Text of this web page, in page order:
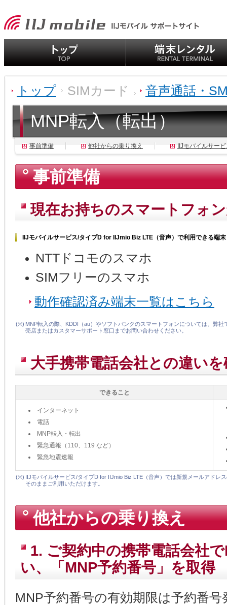
トップ SIMカード 音声通話・
MNP転入（転出）
事前準備 他社からの乗り換え IIJモバイルサー
事前準備
現在お持ちのスマートフォ
IIJモバイルサービス/タイプD for IIJmio Biz LTE（音声）で利用できる端末
NTTドコモのスマホ
SIMフリーのスマホ
動作確認済み端末一覧はこちら
(※) MNP転入の際、KDDI（au）やソフトバンクのスマートフォンについては、弊
売店またはカスタマーサポート窓口までお問い合わせください。
大手携帯電話会社との違い
できること
インターネット
電話
MNP転入・転出
緊急通報（110、119 など）
緊急地震速報
(※) IIJモバイルサービス/タイプD for IIJmio Biz LTE（音声）では新規メールアドレ
そのままご利用いただけます。
他社からの乗り換え
1. ご契約中の携帯電話会社
い、「MNP予約番号」を取得
MNP予約番号の有効期限は予約番